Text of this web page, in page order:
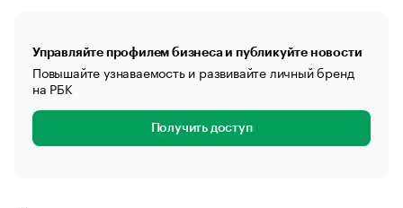
Управляйте профилем бизнеса и публикуйте новости
Повышайте узнаваемость и развивайте личный бренд
на РБК
Получить доступ